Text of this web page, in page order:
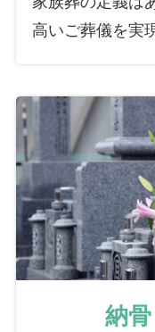
高いご葬儀を実
納